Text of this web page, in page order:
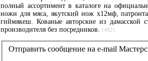
полный ассортимент в каталоге на
ножи для мяса, якутский нож х12мф,
гиймякеш. Кованые авторские из
производителя без посредников. (482)
Отправить сообщение на e-mail